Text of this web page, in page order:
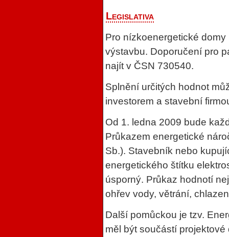
Legislativa
Pro nízkoenergetické
výstavbu. Doporučení pro
najít v ČSN 730540.
Splnění určitých hodnot
investorem a stavební
Od 1. ledna 2009 bude
Průkazem energetické
Sb.). Stavebník nebo
energetického štítku
úsporný. Průkaz hodnotí
ohřev vody, větrání,
Další pomůckou je tzv.
měl být součástí